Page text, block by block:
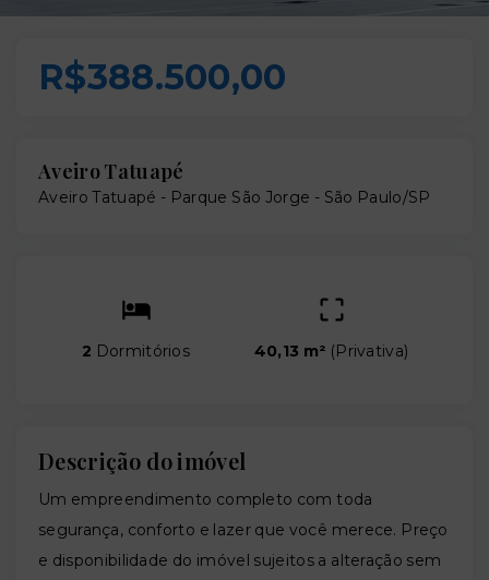
R$388.500,00
Aveiro Tatuapé
Aveiro Tatuapé - Parque São Jorge - São Paulo/SP
2 Dormitórios 40,13 m² ( Privativa)
Descrição do imóvel
Um empreendimento completo com toda
segurança, conforto e lazer que você merece. Preço
e disponibilidade do imóvel sujeitos a alteração sem